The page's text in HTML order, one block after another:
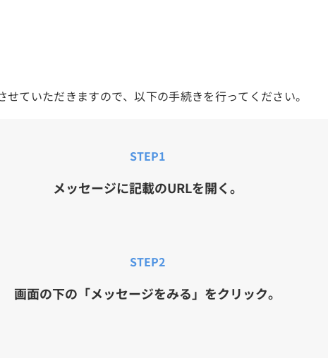
ていただきますので、以下の手続きを行ってください。
STEP1
メッセージに記載のURLを開く。
STEP2
画面の下の「メッセージをみる」をクリック。